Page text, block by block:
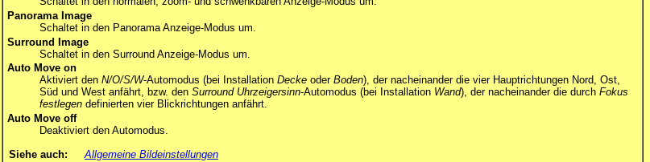
Panorama Image
Schaltet in den Panorama Anzeige-Modus um.
Surround Image
Schaltet in den Surround Anzeige-Modus um.
Auto Move on
Aktiviert den N/O/S/W-Automodus (bei Installation Decke oder Boden), der nacheinander die vier Hauptrichtungen Nord, Ost,
Süd und West anfährt, bzw. den Surround Uhrzeigersinn-Automodus (bei Installation Wand), der nacheinander die durch Fokus
festlegen definierten vier Blickrichtungen anfährt.
Auto Move off
Deaktiviert den Automodus.
Siehe auch: Allgemeine Bildeinstellungen